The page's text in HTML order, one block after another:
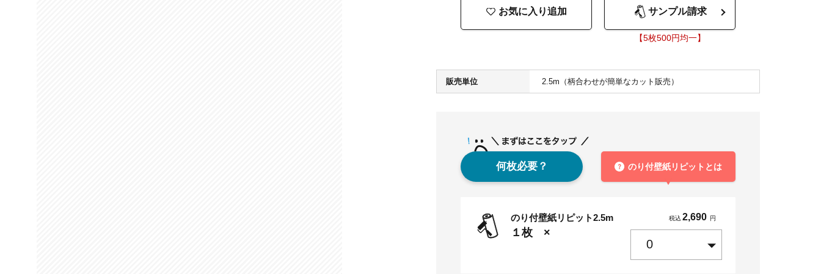
お気に入り追加 サンプル請求
【5枚500円均一】
販売単位 2.5m（柄合わせが簡単なカット販売）
何枚必要？ のり付壁紙リピットとは
のり付壁紙リピット2.5m
１枚 ×
税込 2,690 円